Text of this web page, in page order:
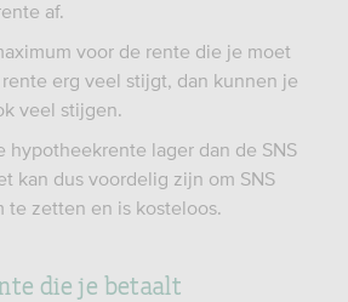
af.
voor de rente die je moet
erg veel stijgt, dan kunnen je
veel stijgen.
hypotheekrente lager dan de SNS
kan dus voordelig zijn om SNS
te zetten en is kosteloos.
die je betaalt